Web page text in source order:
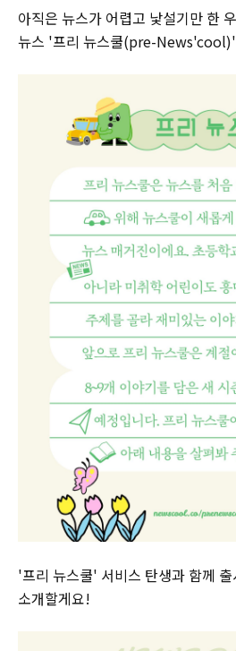
아직은 뉴스가 어렵고 낯설기만 한
뉴스 '프리 뉴스쿨(pre-News'cool)'
'프리 뉴스쿨' 서비스 탄생과 함께
소개할게요!